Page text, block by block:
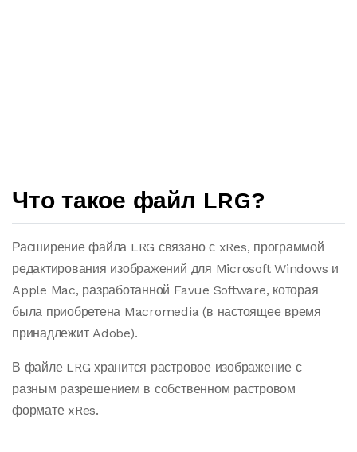
Что такое файл LRG?
Расширение файла LRG связано с xRes, программой
редактирования изображений для Microsoft Windows и
Apple Mac, разработанной Favue Software, которая
была приобретена Macromedia (в настоящее время
принадлежит Adobe).
В файле LRG хранится растровое изображение с
разным разрешением в собственном растровом
формате xRes.